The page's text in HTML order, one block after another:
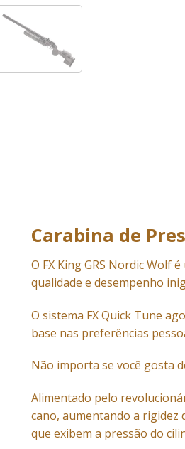
Carabina de
O FX King GRS Nordic Wolf é
qualidade e desempenho
O sistema FX Quick Tune
base nas preferências
Não importa se você gosta
Alimentado pelo
cano, aumentando a rigidez
que exibem a pressão do